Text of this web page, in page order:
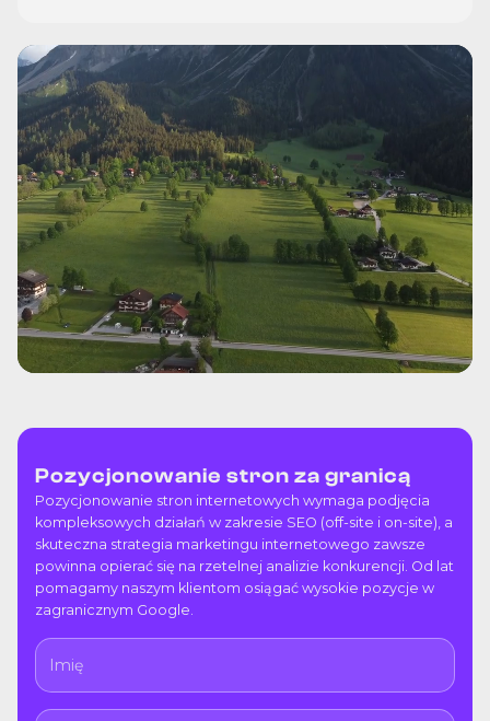
Pozycjonowanie stron za granicą
Pozycjonowanie stron internetowych wymaga podjęcia
kompleksowych działań w zakresie SEO (off-site i on-site), a
skuteczna strategia marketingu internetowego zawsze
powinna opierać się na rzetelnej analizie konkurencji. Od lat
pomagamy naszym klientom osiągać wysokie pozycje w
zagranicznym Google.